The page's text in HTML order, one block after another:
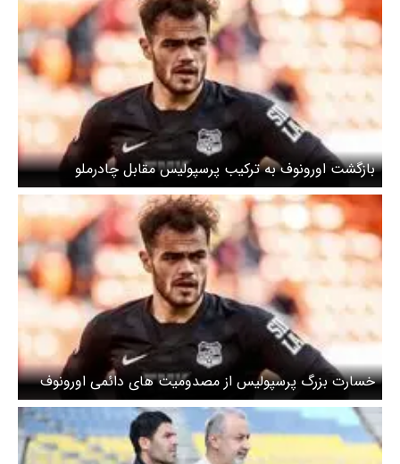
بازگشت اورونوف به ترکیب پرسپولیس مقابل چادرملو
خسارت بزرگ پرسپولیس از مصدومیت های دائمی اورونوف